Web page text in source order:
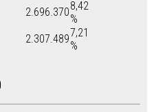
2.696.3708,42
%
2.307.4897,21
%